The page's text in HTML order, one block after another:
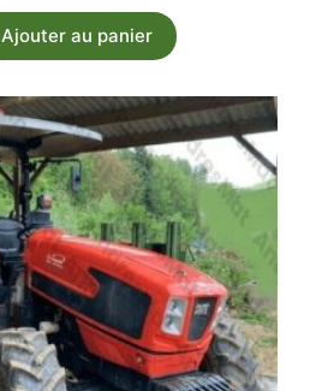
Ajouter au panier